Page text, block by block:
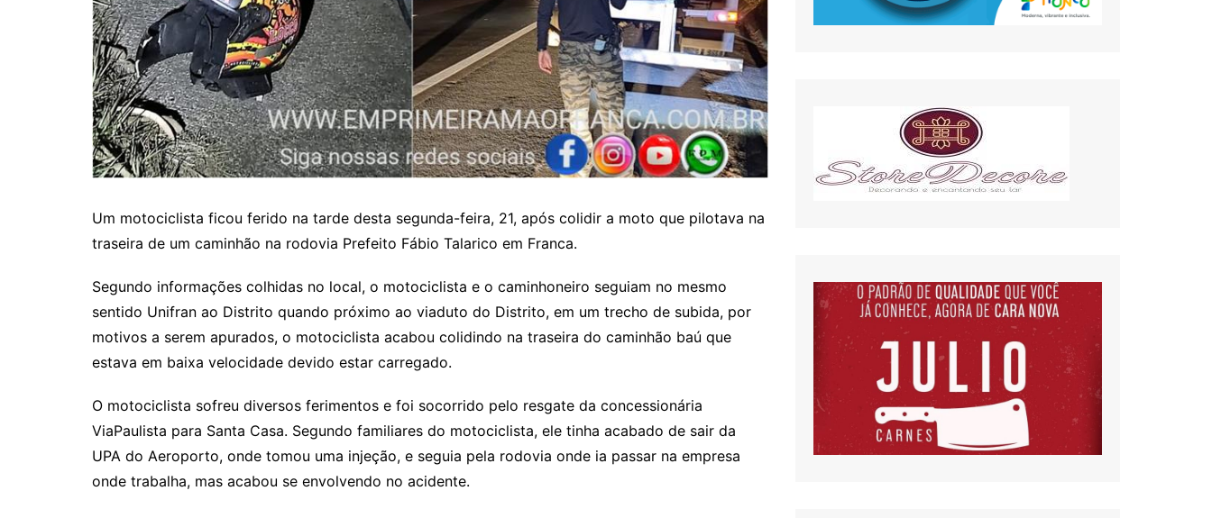
Um motociclista ficou ferido na tarde desta segunda-feira, 21, após colidir a moto que pilotava na
traseira de um caminhão na rodovia Prefeito Fábio Talarico em Franca.
Segundo informações colhidas no local, o motociclista e o caminhoneiro seguiam no mesmo
sentido Unifran ao Distrito quando próximo ao viaduto do Distrito, em um trecho de subida, por
motivos a serem apurados, o motociclista acabou colidindo na traseira do caminhão baú que
estava em baixa velocidade devido estar carregado.
O motociclista sofreu diversos ferimentos e foi socorrido pelo resgate da concessionária
ViaPaulista para Santa Casa. Segundo familiares do motociclista, ele tinha acabado de sair da
UPA do Aeroporto, onde tomou uma injeção, e seguia pela rodovia onde ia passar na empresa
onde trabalha, mas acabou se envolvendo no acidente.